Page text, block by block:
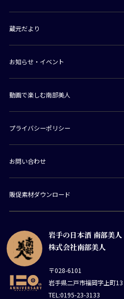
岩手の日本酒 南部美人
株式会社南部美人
〒028-6101
岩手県二戸市福岡字上町13
TEL:0195-23-3133
蔵元だより
お知らせ・イベント
動画で楽しむ南部美人
プライバシーポリシー
お問い合わせ
販促素材ダウンロード